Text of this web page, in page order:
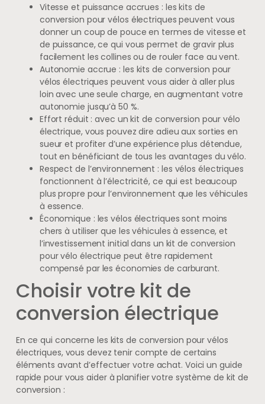
Vitesse et puissance accrues : les kits de
conversion pour vélos électriques peuvent vous
donner un coup de pouce en termes de vitesse et
de puissance, ce qui vous permet de gravir plus
facilement les collines ou de rouler face au vent.
Autonomie accrue : les kits de conversion pour
vélos électriques peuvent vous aider à aller plus
loin avec une seule charge, en augmentant votre
autonomie jusqu’à 50 %.
Effort réduit : avec un kit de conversion pour vélo
électrique, vous pouvez dire adieu aux sorties en
sueur et profiter d’une expérience plus détendue,
tout en bénéficiant de tous les avantages du vélo.
Respect de l’environnement : les vélos électriques
fonctionnent à l’électricité, ce qui est beaucoup
plus propre pour l’environnement que les véhicules
à essence.
Économique : les vélos électriques sont moins
chers à utiliser que les véhicules à essence, et
l’investissement initial dans un kit de conversion
pour vélo électrique peut être rapidement
compensé par les économies de carburant.
Choisir votre kit de
conversion électrique
En ce qui concerne les kits de conversion pour vélos
électriques, vous devez tenir compte de certains
éléments avant d’effectuer votre achat. Voici un guide
rapide pour vous aider à planifier votre système de kit de
conversion :